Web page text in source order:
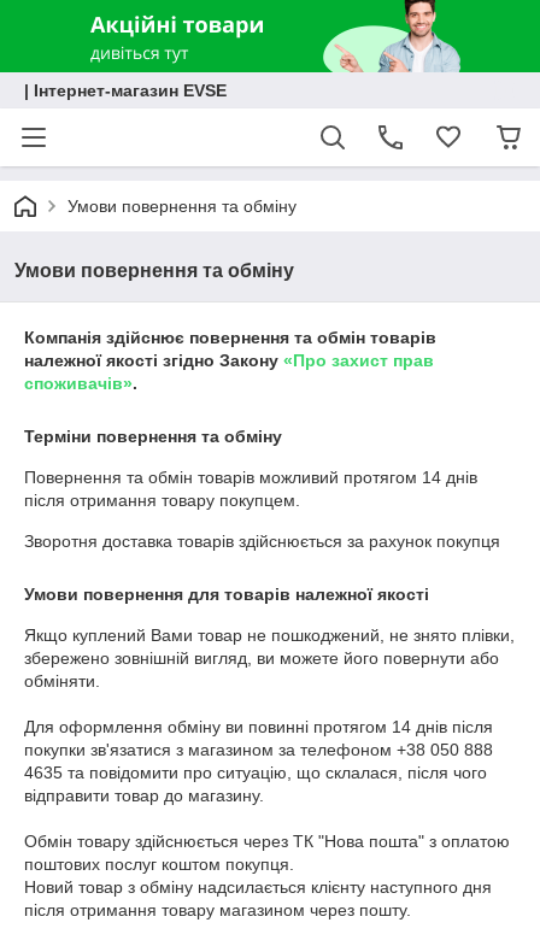
| Інтернет-магазин EVSE
Умови повернення та обміну
Умови повернення та обміну
Компанія здійснює повернення та обмін товарів
належної якості згідно Закону «Про захист прав
споживачів».
Терміни повернення та обміну
Повернення та обмін товарів можливий протягом 14 днів
після отримання товару покупцем.
Зворотня доставка товарів здійснюється за рахунок покупця
Умови повернення для товарів належної якості
Якщо куплений Вами товар не пошкоджений, не знято плівки,
збережено зовнішній вигляд, ви можете його повернути або
обміняти.
Для оформлення обміну ви повинні протягом 14 днів після
покупки зв'язатися з магазином за телефоном +38 050 888
4635 та повідомити про ситуацію, що склалася, після чого
відправити товар до магазину.
Обмін товару здійснюється через ТК "Нова пошта" з оплатою
поштових послуг коштом покупця.
Новий товар з обміну надсилається клієнту наступного дня
після отримання товару магазином через пошту.